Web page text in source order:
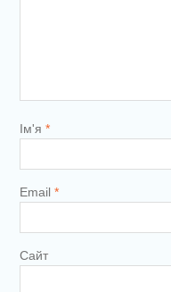
Ім'я *
Email *
Сайт